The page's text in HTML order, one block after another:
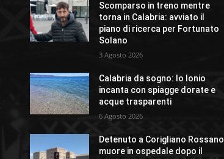
Scomparso in treno mentre
torna in Calabria: avviato il
piano di ricerca per Fortunato
Solano
3 Agosto 2026
Calabria da sogno: lo Ionio
incanta con spiagge dorate e
acque trasparenti
6 Agosto 2026
Detenuto a Corigliano Rossano
muore in ospedale dopo il